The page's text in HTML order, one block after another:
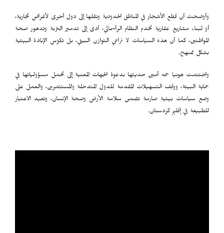
وأوضحت أن قطع الأشجار في المناطق الحدودية ونقلها إلى دول أخرى لأغراض تجارية،
أو لبناء مشاريع عقارية تخدم النظام الرأسمالي، أدى إلى تدمير التربة وتدهور صحة
المواطنين، كما أن هذه السياسات لا تراعي التوازن البيئي، بل تكرّس الإبادة البيئية
بشكل ممنهج.
واختتمت هونيا حمه أمين حديثها بدعوة الجهات المعنية إلى تحمل مسؤولياتها في
حماية البيئة، ووقف التسهيلات المقدمة للدول المتدخلة والمستثمرين، والعمل على
وضع سياسات بيئية صارمة تضمن سلامة الأرض وصحة الإنسان، وتعيد الاعتبار
للطبيعة في إقليم كردستان.